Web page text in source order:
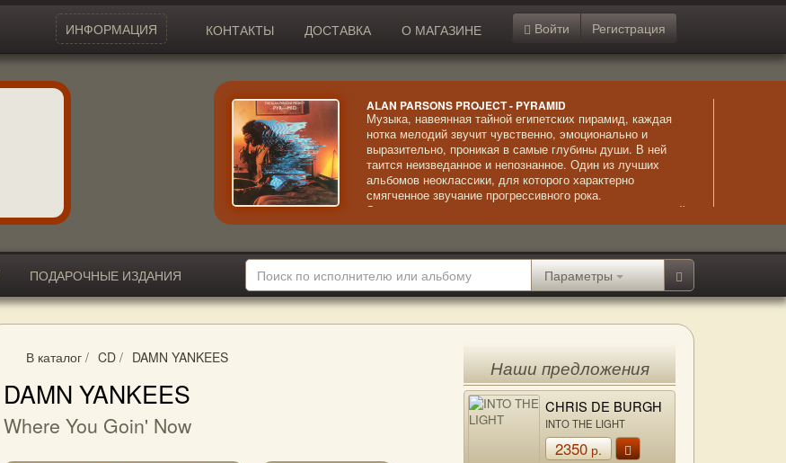
ИНФОРМАЦИЯ КОНТАКТЫ ДОСТАВКА О МАГАЗИНЕ Войти Регистрация
ALAN PARSONS PROJECT - PYRAMID
Музыка, навеянная тайной египетских пирамид, каждая
нотка мелодий звучит чувственно, эмоционально и
выразительно, проникая в самые глубины души. В ней
таится неизведанное и непознанное. Один из лучших
альбомов неоклассики, для которого характерно
смягченное звучание прогрессивного рока.
Экстраординарное исполнение сочетается с невыразимой
красотой композиций и безупречно звучащим вокалом.
ПОДАРОЧНЫЕ ИЗДАНИЯ
Параметры
В каталог / CD / DAMN YANKEES
DAMN YANKEES
Where You Goin' Now
Наши предложения
CHRIS DE BURGH
INTO THE LIGHT
2350р.